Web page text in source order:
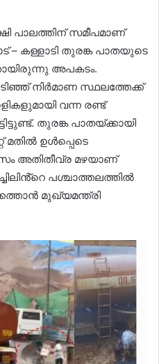
പാലത്തിന് സമീപമാണ്
– കള്ളാടി തുരങ്ക പാതയുടെ
അപകടം.
നിർമാണ സ്ഥലത്തേക്ക്
വന്ന രണ്ട്
തുരങ്ക പാതയ്ക്കായി
മതിൽ ഉൾപ്പെടെ
അതിതീവ്ര മഴയാണ്
പശ്ചാത്തലത്തിൽ
മുഖ്യമന്ത്രി